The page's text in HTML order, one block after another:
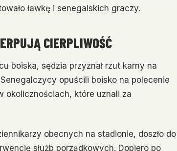
ławkę i senegalskich graczy.
CIERPLIWOŚĆ
boiska, sędzia przyznał rzut karny na
opuścili boisko na polecenie
okolicznościach, które uznali za
obecnych na stadionie, doszło do
służb porządkowych. Dopiero po